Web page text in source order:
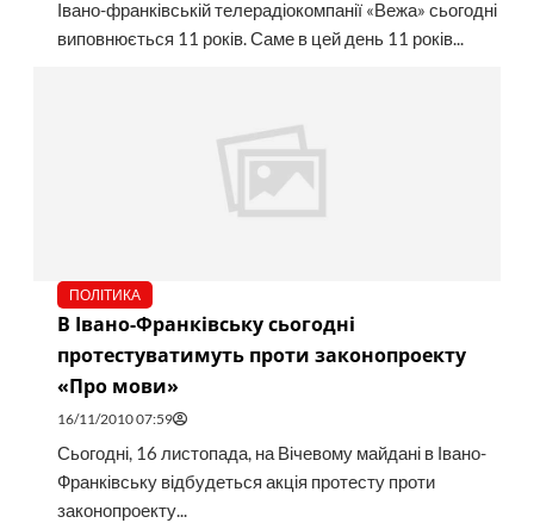
Івано-франківській телерадіокомпанії «Вежа» сьогодні
виповнюється 11 років. Саме в цей день 11 років...
ПОЛІТИКА
В Івано-Франківську сьогодні
протестуватимуть проти законопроекту
«Про мови»
16/11/2010 07:59
Сьогодні, 16 листопада, на Вічевому майдані в Івано-
Франківську відбудеться акція протесту проти
законопроекту...